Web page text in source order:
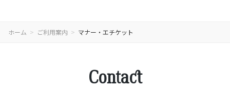
ホーム ご利用案内 マナー・エチケット
Contact